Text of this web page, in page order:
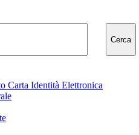
Cerca
Carta Identità Elettronica